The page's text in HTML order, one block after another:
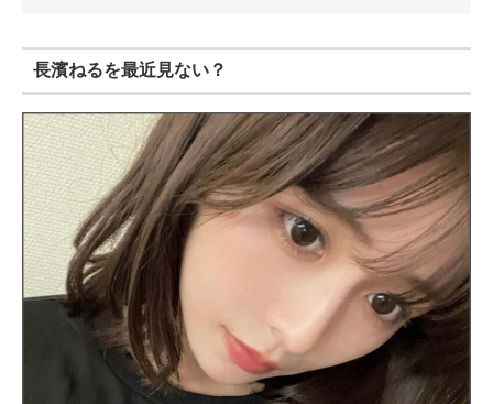
長濱ねるを最近見ない？